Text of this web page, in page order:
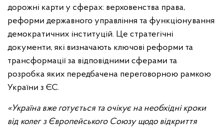
дорожні карти у сферах: верховенства права,
реформи державного управління та функціонування
демократичних інституцій. Це стратегічні
документи, які визначають ключові реформи та
трансформації за відповідними сферами та
розробка яких передбачена переговорною рамкою
України з ЄС.
«Україна вже готується та очікує на необхідні кроки
від колег з Європейського Союзу щодо відкриття